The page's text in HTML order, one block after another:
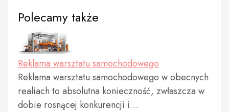
Polecamy także
Reklama warsztatu samochodowego
Reklama warsztatu samochodowego w obecnych
realiach to absolutna konieczność, zwłaszcza w
dobie rosnącej konkurencji i…